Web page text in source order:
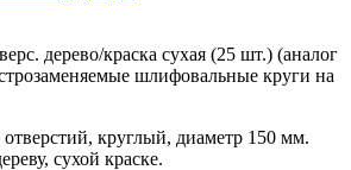
дерево/краска сухая (25 шт.) (аналог
шлифовальные круги на
круглый, диаметр 150 мм.
сухой краске.